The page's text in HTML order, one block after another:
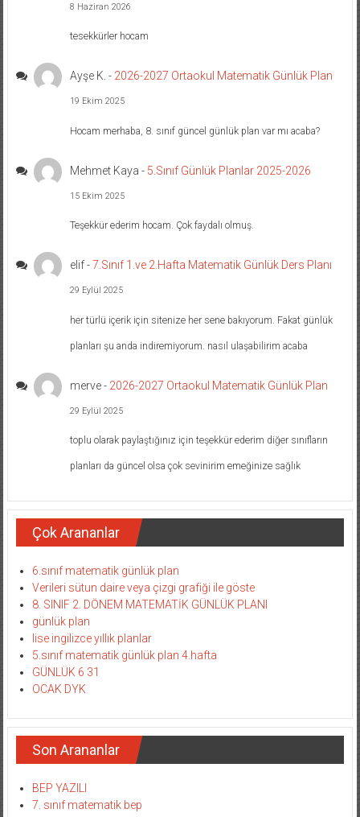
8 Haziran 2026
tesekkürler hocam
Ayşe K. - 2026-2027 Ortaokul Matematik Günlük Plan
19 Ekim 2025
Hocam merhaba, 8. sınıf güncel günlük plan var mı acaba?
Mehmet Kaya - 5.Sınıf Günlük Planlar 2025-2026
15 Ekim 2025
Teşekkür ederim hocam. Çok faydalı olmuş.
elif-7.Sınıf 1.ve 2.Hafta Matematik Günlük Ders Planı
29 Eylül 2025
her türlü içerik için sitenize her sene bakıyorum. Fakat günlük
planları şu anda indiremiyorum. nasıl ulaşabilirim acaba
merve- 2026-2027 Ortaokul Matematik Günlük Plan
29 Eylül 2025
toplu olarak paylaştığınız için teşekkür ederim diğer sınıfların
planları da güncel olsa çok sevinirim emeğinize sağlık
Çok Arananlar
6.sınıf matematik günlük plan
Verileri sütun daire veya çizgi grafiği ile göste
8. SINIF 2. DÖNEM MATEMATİK GÜNLÜK PLANI
günlük plan
lise ingilizce yıllık planlar
5.sınıf matematik günlük plan 4.hafta
GÜNLÜK 6 31
OCAK DYK
Son Arananlar
BEP YAZILI
7. sınıf matematik bep